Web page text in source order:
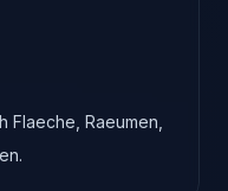
Flaeche, Raeumen,